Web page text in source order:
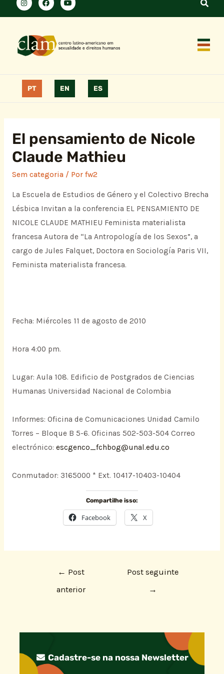
PT EN ES
El pensamiento de Nicole
Claude Mathieu
Sem categoria/ Por fw2
La Escuela de Estudios de Género y el Colectivo Brecha
Lésbica Invitan a la conferencia EL PENSAMIENTO DE
NICOLE CLAUDE MATHIEU Feminista materialista
francesa Autora de “La Antropología de los Sexos”, a
cargo de Jules Falquet, Doctora en Sociología Paris VII,
Feminista materialista francesa.
Fecha: Miércoles 11 de agosto de 2010
Hora 4:00 pm.
Lugar: Aula 108. Edificio de Postgrados de Ciencias
Humanas Universidad Nacional de Colombia
Informes: Oficina de Comunicaciones Unidad Camilo
Torres – Bloque B 5-6. Oficinas 502-503-504 Correo
electrónico: escgenco_fchbog@unal.edu.co
Conmutador: 3165000 * Ext. 10417-10403-10404
Compartilhe isso:
Facebook X
← Post
anterior
Post seguinte
→
Cadastre-se na nossa Newsletter